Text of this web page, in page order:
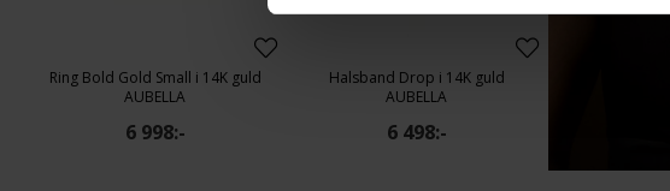
Ring Bold Gold Small i 14K guld
AUBELLA
6 998:-
Halsband Drop i 14K guld
AUBELLA
6 498:-